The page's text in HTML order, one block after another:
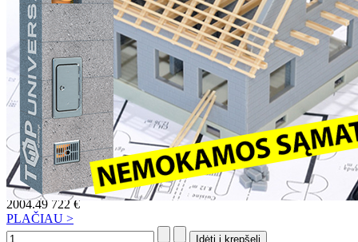
Top universal kaminas Ø200+V h=7,5m. kompl.
1496.62 539 €
PLAČIAU >
Top universal kaminas Ø160+2V h=5,75m. kompl.
1275.58 459 €
PLAČIAU >
Top universal kaminas Ø160+2V h=9,75m. kompl.
2004.49 722 €
PLAČIAU >